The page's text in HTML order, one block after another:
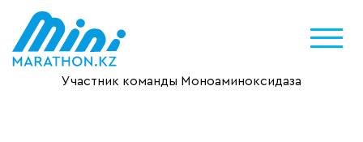
Участник команды Моноаминоксидаза